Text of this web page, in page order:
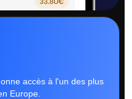
accès à l'un des plus
Europe.